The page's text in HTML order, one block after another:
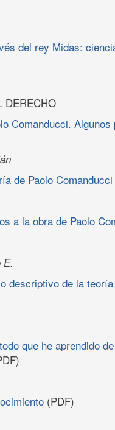
del rey Midas:
DERECHO
Comanducci.
de Paolo Comanducci
a la obra de Paolo
E.
descriptivo de la
que he aprendido
(PDF)